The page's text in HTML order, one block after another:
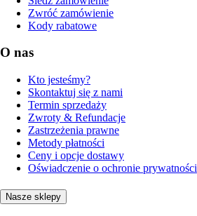
Zwróć zamówienie
Kody rabatowe
O nas
Kto jesteśmy?
Skontaktuj się z nami
Termin sprzedaży
Zwroty & Refundacje
Zastrzeżenia prawne
Metody płatności
Ceny i opcje dostawy
Oświadczenie o ochronie prywatności
Nasze sklepy